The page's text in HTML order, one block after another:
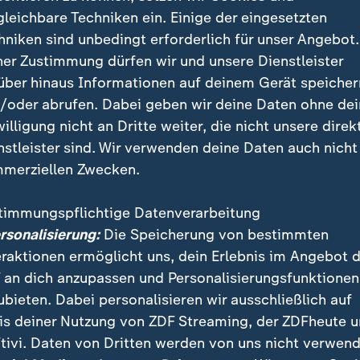
nimmt erstmals Premier Magyar teil. Eröffnen sich neue
Haltung Ungarns, etwa für Sanktionen gegen Russland
Verständnis für Trumps
verständnislos angesichts dieses Verhaltens.
der Vereinigten Staaten sich so gegenüber
es ist schließlich nicht das erste Mal, dass so
Techniken ein. Einige der eingesetzten
sind unbedingt erforderlich für unser
Zustimmung dürfen wir und unsere Dienstleister
hinaus Informationen auf deinem Gerät
oder abrufen. Dabei geben wir deine Daten ohne
nicht an Dritte weiter, die nicht unsere
sind. Wir verwenden deine Daten auch nicht
Zwecken.
Datenverarbeitung
Die Speicherung von bestimmten
ermöglicht uns, dein Erlebnis im Angebot
an dich anzupassen und Personalisierungsfunktionen
Dabei personalisieren wir ausschließlich auf
deiner Nutzung von ZDF Streaming, der ZDFheute
Daten von Dritten werden von uns nicht